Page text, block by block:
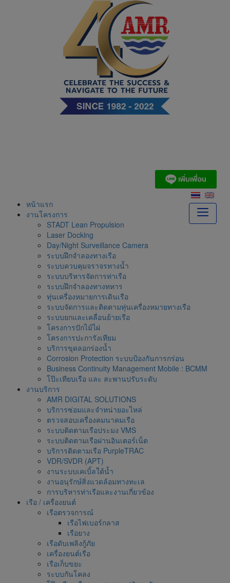
หน้าแรก
งานโครงการ
STADT Lean Propulsion
Laser Docking
Day/Night Surveillance Camera
ระบบฝึกจำลองทางเรือ
ระบบควบคุมจราจรทางน้ำ
ระบบบริหารจัดการท่าเรือ
ระบบฝึกจำลองทางทหาร
ทุ่นเครื่องหมายการเดินเรือ
ระบบจัดการและติดตามทุ่นเครื่องหมายทางเรือ
ระบบยกและเคลื่อนย้ายเรือ
โครงการปักไม้ไผ่
โครงการปะการังเทียม
บริการขุดลอกร่องน้ำ
Corrosion Protection ระบบป้องกันการกร่อน
Business Continuity Management Mobile : BCMM
โป๊ะเทียบเรือ และ สะพานปรับระดับ
งานบริการ
AMR DIGITAL SOLUTIONS
บริการซ่อมและจำหน่ายอะไหล่
ตรวจสอบเครื่องคมนาคมเรือ
ระบบติดตามเรือประมง VMS
ระบบติดตามเรือผ่านอินเตอร์เน็ต
บริการติดตามเรือ PurpleTRAC
VDR/SVDR (APT)
งานระบบเคเบิ้ลใต้น้ำ
งานอนุรักษ์สิ่งแวดล้อมทางทะเล
การบริหารท่าเรือและงานเกี่ยวข้อง
เรือ / เครื่องยนต์
เรือตรวจการณ์
เรือไฟเบอร์กลาส
เรือยาง
เรือดับเพลิงกู้ภัย
เครื่องยนต์เรือ
เรือเก็บขยะ
ระบบกันโคลง